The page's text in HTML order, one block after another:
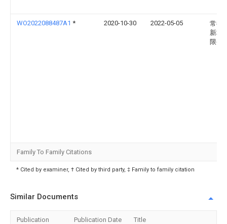
WO2022088487A1 * 2020-10-30 2022-05-05
常德
新材
限公
Family To Family Citations
* Cited by examiner, † Cited by third party, ‡ Family to family citation
Similar Documents
Publication Publication Date Title